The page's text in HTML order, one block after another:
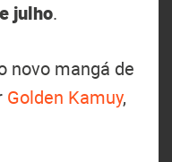
julho.
novo mangá de
Golden Kamuy,